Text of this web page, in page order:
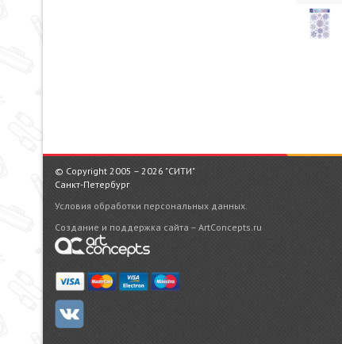
© Copyright 2005 – 2026 "СИТИ"
Санкт-Петербург
Условия обработки персональных данных.
Создание и поддержка сайта – ArtConcepts.ru